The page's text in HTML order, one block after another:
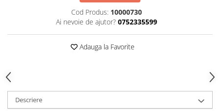
Cod Produs: 10000730
Ai nevoie de ajutor? 0752335599
Adauga la Favorite
Descriere